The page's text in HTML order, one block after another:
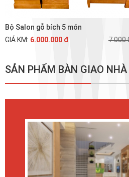
Bộ Salon gỗ bích 5 món
GIÁ KM: 6.000.000 đ
SẢN PHẨM BÀN GIAO